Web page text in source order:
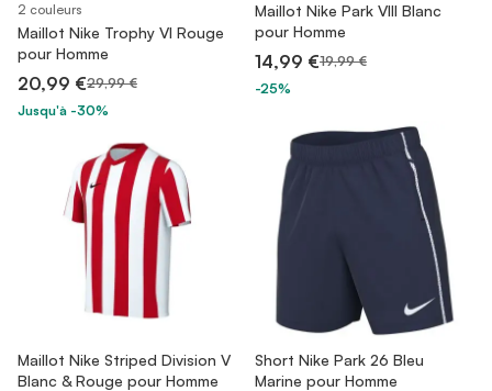
2 couleurs
Maillot Nike Trophy VI Rouge
pour Homme
20,99 €29,99 €
Jusqu'à -30%
Maillot Nike Park VIII Blanc
pour Homme
14,99 €19,99 €
-25%
Maillot Nike Striped Division V
Blanc & Rouge pour Homme
Short Nike Park 26 Bleu
Marine pour Homme